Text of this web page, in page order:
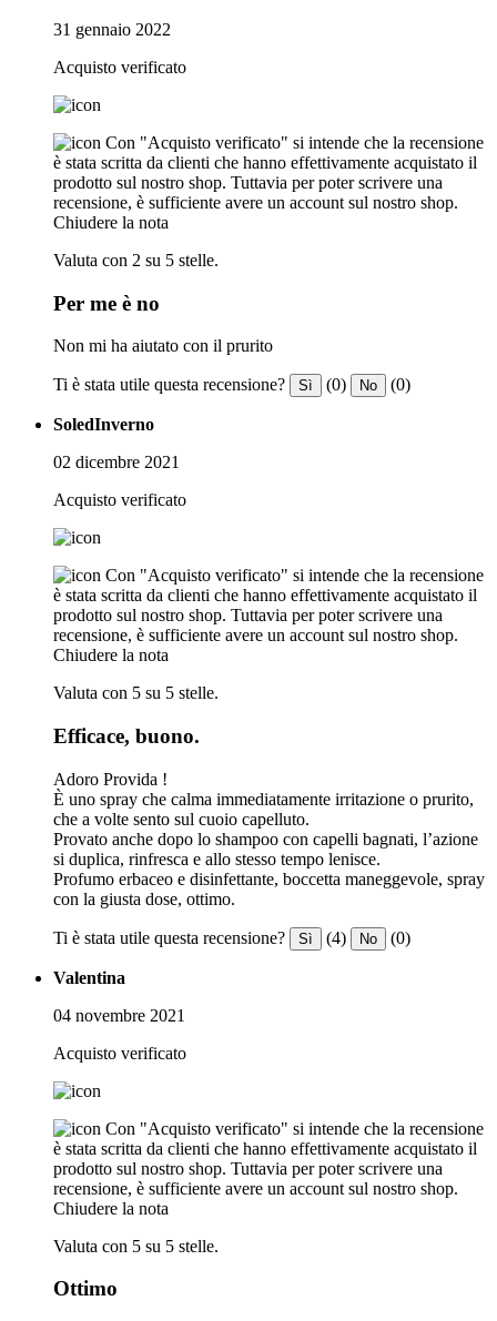
31 gennaio 2022
Acquisto verificato
Con "Acquisto verificato" si intende che la recensione
è stata scritta da clienti che hanno effettivamente acquistato il
prodotto sul nostro shop. Tuttavia per poter scrivere una
recensione, è sufficiente avere un account sul nostro shop.
Chiudere la nota
Valuta con 2 su 5 stelle.
Per me è no
Non mi ha aiutato con il prurito
Ti è stata utile questa recensione? Sì (0) No (0)
SoledInverno
02 dicembre 2021
Acquisto verificato
Con "Acquisto verificato" si intende che la recensione
è stata scritta da clienti che hanno effettivamente acquistato il
prodotto sul nostro shop. Tuttavia per poter scrivere una
recensione, è sufficiente avere un account sul nostro shop.
Chiudere la nota
Valuta con 5 su 5 stelle.
Efficace, buono.
Adoro Provida !
È uno spray che calma immediatamente irritazione o prurito,
che a volte sento sul cuoio capelluto.
Provato anche dopo lo shampoo con capelli bagnati, l’azione
si duplica, rinfresca e allo stesso tempo lenisce.
Profumo erbaceo e disinfettante, boccetta maneggevole, spray
con la giusta dose, ottimo.
Ti è stata utile questa recensione? Sì (4) No (0)
Valentina
04 novembre 2021
Acquisto verificato
Con "Acquisto verificato" si intende che la recensione
è stata scritta da clienti che hanno effettivamente acquistato il
prodotto sul nostro shop. Tuttavia per poter scrivere una
recensione, è sufficiente avere un account sul nostro shop.
Chiudere la nota
Valuta con 5 su 5 stelle.
Ottimo